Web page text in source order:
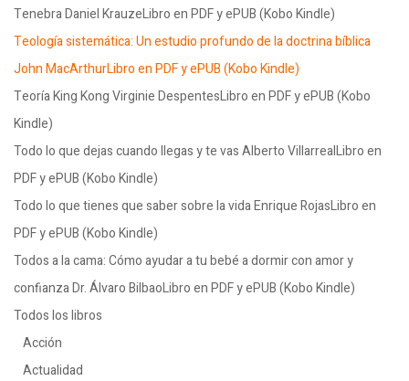
Tenebra Daniel KrauzeLibro en PDF y ePUB (Kobo Kindle)
Teología sistemática: Un estudio profundo de la doctrina bíblica
John MacArthurLibro en PDF y ePUB (Kobo Kindle)
Teoría King Kong Virginie DespentesLibro en PDF y ePUB (Kobo
Kindle)
Todo lo que dejas cuando llegas y te vas Alberto VillarrealLibro en
PDF y ePUB (Kobo Kindle)
Todo lo que tienes que saber sobre la vida Enrique RojasLibro en
PDF y ePUB (Kobo Kindle)
Todos a la cama: Cómo ayudar a tu bebé a dormir con amor y
confianza Dr. Álvaro BilbaoLibro en PDF y ePUB (Kobo Kindle)
Todos los libros
Acción
Actualidad